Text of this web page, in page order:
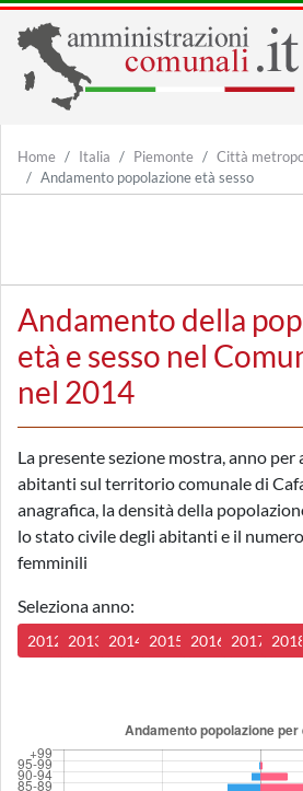
Home Italia Piemonte Città
Andamento popolazione età sesso
Andamento della
età e sesso nel
nel 2014
La presente sezione mostra, anno per
abitanti sul territorio comunale di
anagrafica, la densità della
lo stato civile degli abitanti e il
femminili
Seleziona anno:
2012 2013 2014 2015 2016 2017 2018